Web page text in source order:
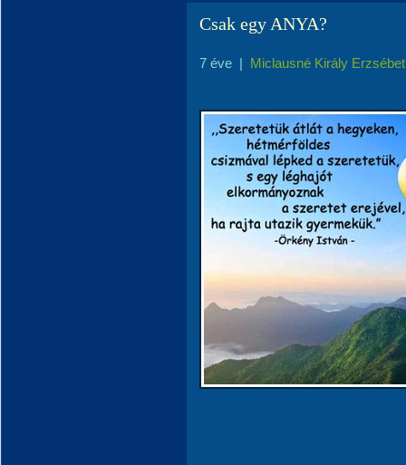
Csak egy ANYA?
7 éve | Miclausné Király Erzsébet